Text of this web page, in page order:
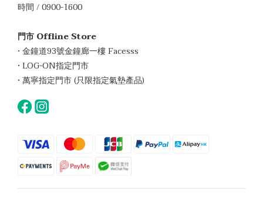
時間 / 0900-1600
門市 Offline Store
• 金鐘道93號金鐘廊一樓 Facesss
• LOG-ON指定門市
• 萬寧指定門市 (只限指定氣墊產品)